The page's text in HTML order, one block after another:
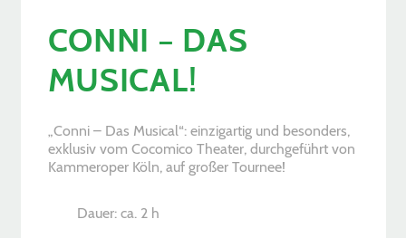
CONNI – DAS
MUSICAL!
„Conni – Das Musical“: einzigartig und besonders,
exklusiv vom Cocomico Theater, durchgeführt von
Kammeroper Köln, auf großer Tournee!
Dauer: ca. 2 h